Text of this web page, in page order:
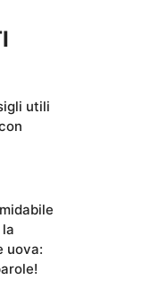
utili
uova: